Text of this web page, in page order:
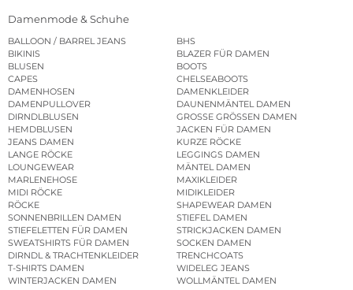
Damenmode & Schuhe
BALLOON / BARREL JEANS
BHS
BIKINIS
BLAZER FÜR DAMEN
BLUSEN
BOOTS
CAPES
CHELSEABOOTS
DAMENHOSEN
DAMENKLEIDER
DAMENPULLOVER
DAUNENMÄNTEL DAMEN
DIRNDLBLUSEN
GROSSE GRÖSSEN DAMEN
HEMDBLUSEN
JACKEN FÜR DAMEN
JEANS DAMEN
KURZE RÖCKE
LANGE RÖCKE
LEGGINGS DAMEN
LOUNGEWEAR
MÄNTEL DAMEN
MARLENEHOSE
MAXIKLEIDER
MIDI RÖCKE
MIDIKLEIDER
RÖCKE
SHAPEWEAR DAMEN
SONNENBRILLEN DAMEN
STIEFEL DAMEN
STIEFELETTEN FÜR DAMEN
STRICKJACKEN DAMEN
SWEATSHIRTS FÜR DAMEN
SOCKEN DAMEN
DIRNDL & TRACHTENKLEIDER
TRENCHCOATS
T-SHIRTS DAMEN
WIDELEG JEANS
WINTERJACKEN DAMEN
WOLLMÄNTEL DAMEN